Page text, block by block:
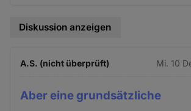
Diskussion anzeigen
A.S. (nicht überprüft) Mi. 10
Aber eine grundsätzliche